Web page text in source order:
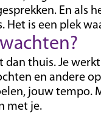
En als
Het is een plek
dan thuis. Je
en andere
jouw tempo.
met je.